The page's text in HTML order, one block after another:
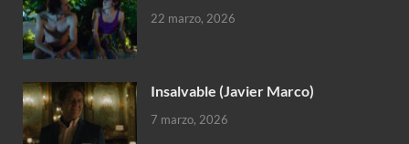
22 marzo, 2026
Insalvable (Javier Marco)
7 marzo, 2026